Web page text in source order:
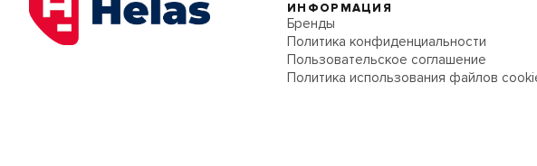
ИНФОРМАЦИЯ
Бренды
Политика конфиденциальности
Пользовательское соглашение
Политика использования файлов